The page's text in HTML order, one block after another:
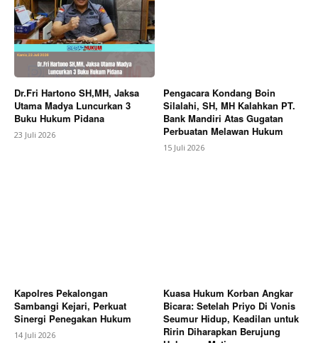
Dr.Fri Hartono SH,MH, Jaksa
Utama Madya Luncurkan 3
Buku Hukum Pidana
23 Juli 2026
Pengacara Kondang Boin
Silalahi, SH, MH Kalahkan PT.
Bank Mandiri Atas Gugatan
Perbuatan Melawan Hukum
15 Juli 2026
Kapolres Pekalongan
Sambangi Kejari, Perkuat
Sinergi Penegakan Hukum
14 Juli 2026
Kuasa Hukum Korban Angkar
Bicara: Setelah Priyo Di Vonis
Seumur Hidup, Keadilan untuk
Ririn Diharapkan Berujung